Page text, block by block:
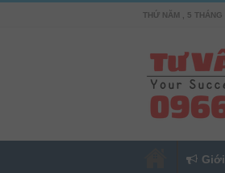
THỨ NĂM , 5